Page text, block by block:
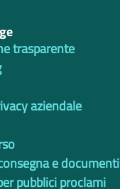
trasparente
aziendale
e documenti
pubblici proclami